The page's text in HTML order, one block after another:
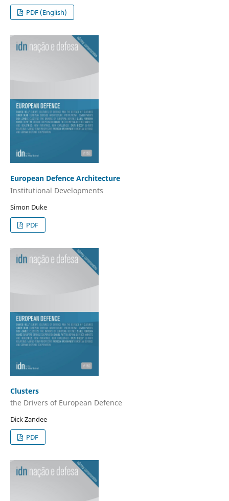
PDF (English)
European Defence Architecture
Institutional Developments
Simon Duke
PDF
Clusters
the Drivers of European Defence
Dick Zandee
PDF